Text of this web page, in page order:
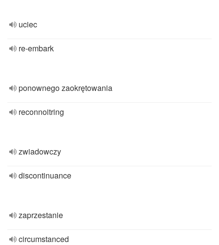
uciec
re-embark
ponownego zaokrętowania
reconnoitring
zwiadowczy
discontinuance
zaprzestanie
circumstanced